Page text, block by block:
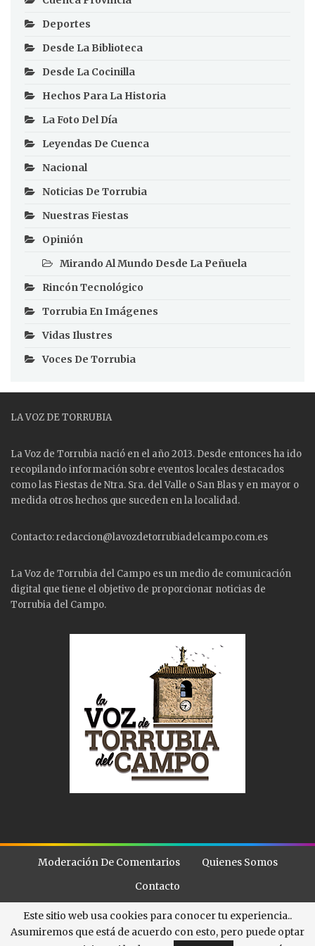
Deportes
Desde La Biblioteca
Desde La Cocinilla
Hechos Para La Historia
La Foto Del Día
Leyendas De Cuenca
Nacional
Noticias De Torrubia
Nuestras Fiestas
Opinión
Mirando Al Mundo Desde La Peñuela
Rincón Tecnológico
Torrubia En Imágenes
Vidas Ilustres
Voces De Torrubia
LA VOZ DE TORRUBIA
La Voz de Torrubia nació en el año 2013. Desde entonces ha ido
recopilando información sobre eventos locales destacados
como las Fiestas de Ntra. Sra. del Valle o San Blas y en mayor o
medida otros hechos que suceden en la localidad.
Contacto: redaccion@lavozdetorrubiadelcampo.com.es
La Voz de Torrubia del Campo es un medio de comunicación
digital que tiene el objetivo de proporcionar noticias de
Torrubia del Campo.
Moderación De Comentarios
Quienes Somos
Contacto
© - . All Rights Reserved. La Voz de Torubia
Este sitio web usa cookies para conocer tu experiencia..
Asumiremos que está de acuerdo con esto, pero puede optar